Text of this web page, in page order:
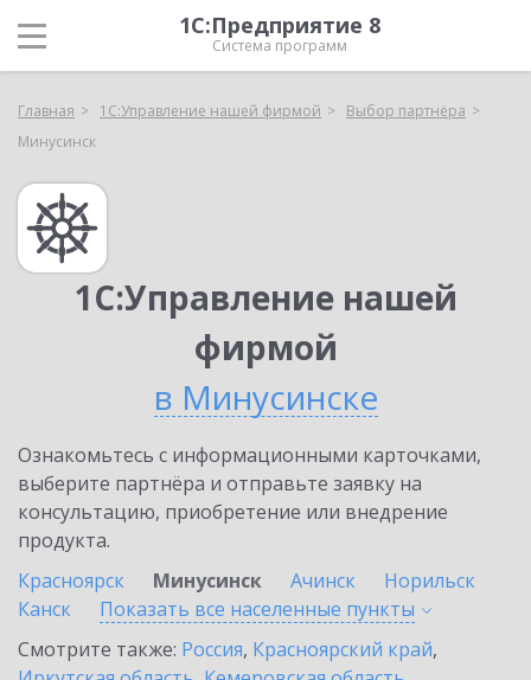
1С:Предприятие 8
Система программ
Главная 1С:Управление нашей фирмой
Выбор партнёра
Минусинск
1С:Управление нашей
фирмой
в Минусинске
Ознакомьтесь с информационными карточками,
выберите партнёра и отправьте заявку на
консультацию, приобретение или внедрение
продукта.
Красноярск
Минусинск Ачинск
Норильск
Канск
Показать все населенные пункты
Смотрите также: Россия, Красноярский край,